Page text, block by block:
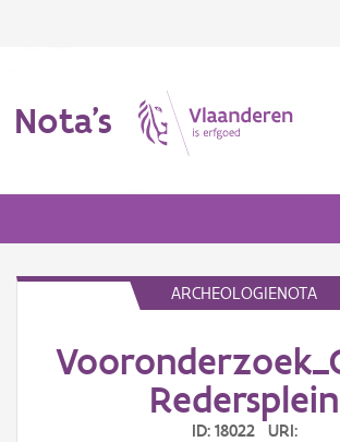
Nota's
Aanmelden
ARCHEOLOGIENOTA
Redersplein
ID: 18022 URI: